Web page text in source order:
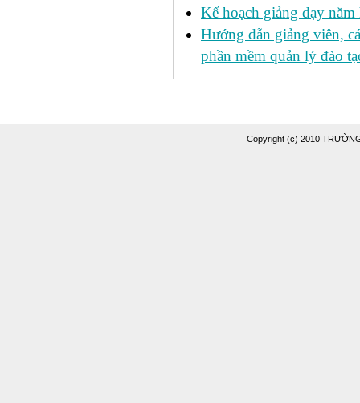
Kế hoạch giảng dạy
Hướng dẫn giảng viên,
phần mềm quản lý đào
Copyright (c) 2010